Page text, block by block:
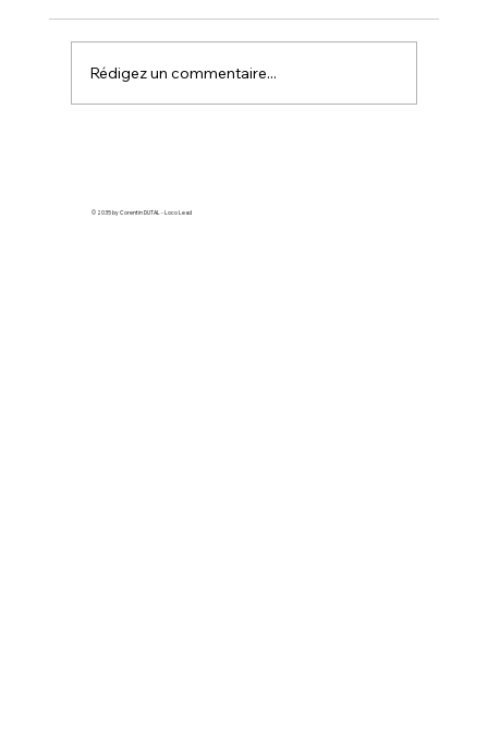
avec Google Ads ? Ne vous inquiétez pas,
vous n'êtes pas seul. Beaucoup
Rédigez un commentaire...
© 2035 by Corentin DUTAL - Loco Lead